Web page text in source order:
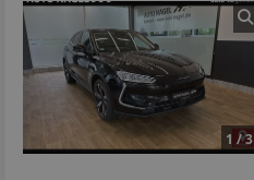
1 / 3